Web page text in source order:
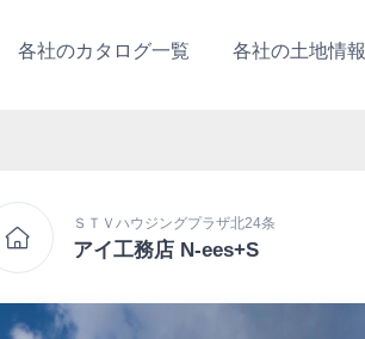
各社のカタログ一覧 各社の土地情報
ＳＴＶハウジングプラザ北24条
アイ工務店 N-ees+S